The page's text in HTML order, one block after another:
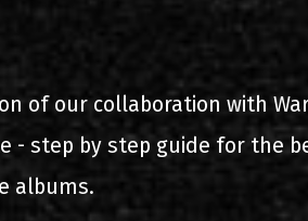
Kosmas List of recordings
of our collaboration with
- step by step guide for the
albums.